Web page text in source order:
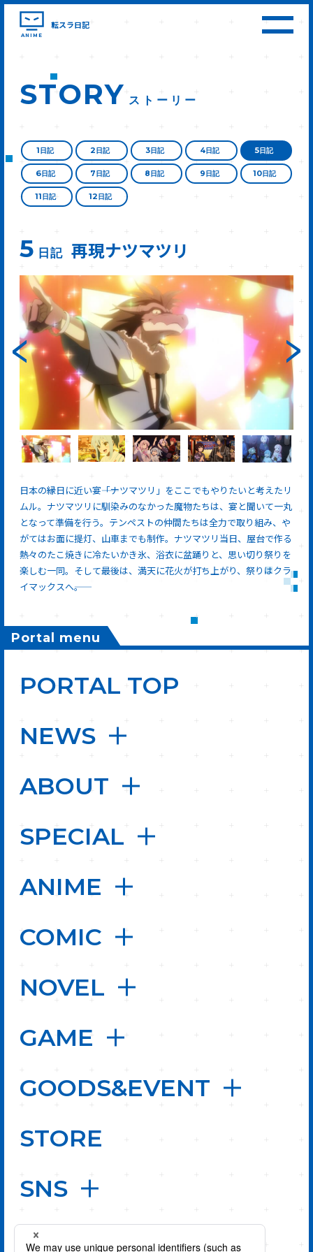
ANIME
転スラ日記
STORY ストーリー
1 日記 2 日記 3日記 4日記 5日記
6日記 7 日記 8 日記 9 日記 10日記
11 日記 12 日記
5 日記 再現ナツマツリ
日本の縁日に近い宴――「ナツマツリ」をここでもやりたいと考えたリ
ムル。ナツマツリに馴染みのなかった魔物たちは、宴と聞いて一丸
となって準備を行う。テンペストの仲間たちは全力で取り組み、や
がてはお面に提灯、山車までも制作。ナツマツリ当日、屋台で作る
熱々のたこ焼きに冷たいかき氷、浴衣に盆踊りと、思い切り祭りを
楽しむ一同。そして最後は、満天に花火が打ち上がり、祭りはクラ
イマックスへ――。
Portal menu
PORTAL TOP
NEWS
ABOUT
SPECIAL
ANIME
COMIC
NOVEL
GAME
GOODS&EVENT
STORE
SNS